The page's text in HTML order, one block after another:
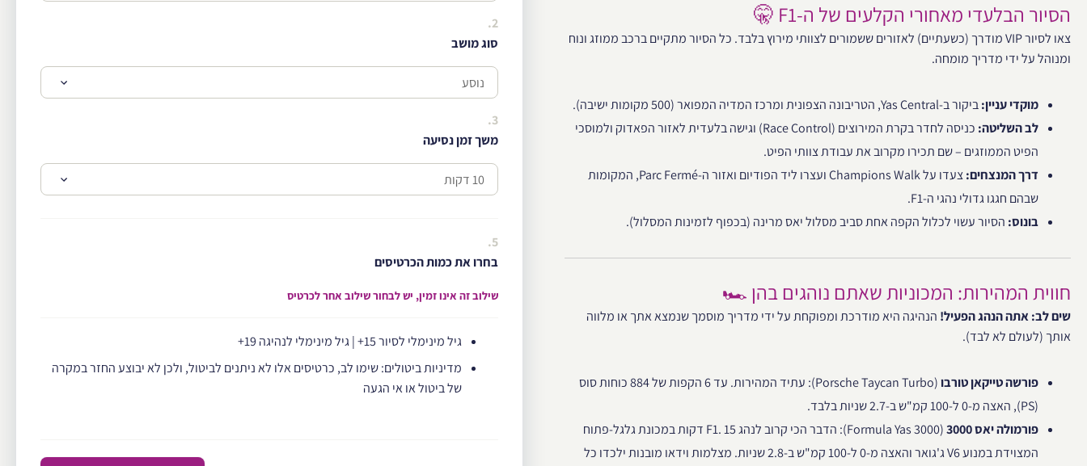
הסיור הבלעדי מאחורי הקלעים של ה-F1 🤫
צאו לסיור VIP מודרך (כשעתיים) לאזורים ששמורים לצוותי מירוץ בלבד. כל הסיור מתקיים ברכב ממוזג ונוח
ומנוהל על ידי מדריך מומחה.
מוקדי עניין:ביקור ב-Yas Central, הטריבונה הצפונית ומרכז המדיה המפואר (500 מקומות ישיבה).
לב השליטה:
כניסה לחדר בקרת המירוצים (Race Control) וגישה בלעדית לאזור הפאדוק ולמוסכי
הפיט הממוזגים – שם תכירו מקרוב את עבודת צוותי הפיט.
דרך המנצחים:
צעדו על Champions Walk ועצרו ליד הפודיום ואזור ה-Parc Fermé, המקומות
שבהם חגגו גדולי נהגי ה-F1.
בונוס: הסיור עשוי לכלול הקפה אחת סביב מסלול יאס מרינה (בכפוף לזמינות המסלול).
חווית המהירות: המכוניות שאתם נוהגים בהן 🏎️
שים לב: אתה הנהג הפעיל! הנהיגה היא מודרכת ומפוקחת על ידי מדריך מוסמך שנמצא אתך או מלווה
אותך (לעולם לא לבד).
פורשה טייקאן טורבו
(Porsche Taycan Turbo): עתיד המהירות. עד 6 הקפות של 884 כוחות סוס
(PS), האצה מ-0 ל-100 קמ"ש ב-2.7 שניות בלבד.
פורמולה יאס 3000
(Formula Yas 3000): הדבר הכי קרוב לנהג F1. 15 דקות במכונת גלגל-פתוח
המצוידת במנוע V6 ג'גואר והאצה מ-0 ל-100 קמ"ש ב-2.8 שניות. מצלמות וידאו מובנות ילכדו כל
2.
סוג מושב
3.
משך זמן נסיעה
5.
בחרו את כמות הכרטיסים
שילוב זה אינו זמין, יש לבחור שילוב אחר לכרטיס
גיל מינימלי לסיור 15+ | גיל מינימלי לנהיגה 19+
מדיניות ביטולים: שימו לב, כרטיסים אלו לא ניתנים לביטול, ולכן לא יבוצע החזר במקרה
של ביטול או אי הגעה